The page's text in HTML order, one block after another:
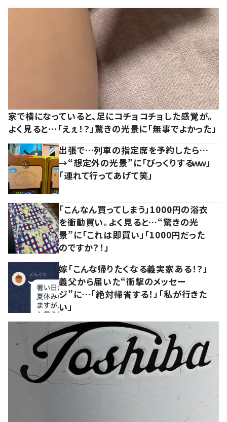
家で横になっていると、足にコチョコチョした感覚が。
よく見ると…「えぇ！？」驚きの光景に「無事でよかった」
出張で…列車の指定席を予約したら…
→“想定外の光景”に「びっくりするｗｗ」
「連れて行ってあげて笑」
「こんなん買ってしまう」1000円の浴衣
を衝動買い。よく見ると…“驚きの光
景”に「これは即買い」「1000円だった
のですか？！」
嫁「こんな帰りたくなる義実家ある！？」
義父から届いた“衝撃のメッセー
ジ”に…「絶対帰省する！」「私が行きた
い」